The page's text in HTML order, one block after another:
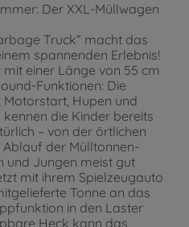
Der XXL-Müllwagen
Truck“ macht das
spannenden Erlebnis!
einer Länge von 55 cm
Funktionen: Die
Hupen und
die Kinder bereits
– von der örtlichen
der Mülltonnen-
und Jungen meist gut
mit ihrem Spielzeugauto
Tonne an das
in den Laster
Heck kann das